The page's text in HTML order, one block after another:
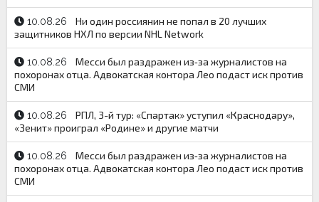
10.08.26
Ни один россиянин не попал в 20 лучших
защитников НХЛ по версии NHL Network
10.08.26
Месси был раздражен из‑за журналистов на
похоронах отца. Адвокатская контора Лео подаст иск против
СМИ
10.08.26
РПЛ, 3-й тур: «Спартак» уступил «Краснодару»,
«Зенит» проиграл «Родине» и другие матчи
10.08.26
Месси был раздражен из‑за журналистов на
похоронах отца. Адвокатская контора Лео подаст иск против
СМИ